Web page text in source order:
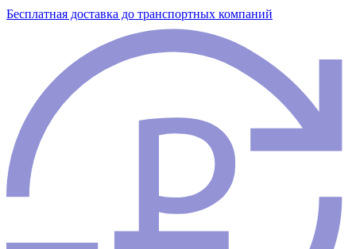
Бесплатная доставка до транспортных компаний